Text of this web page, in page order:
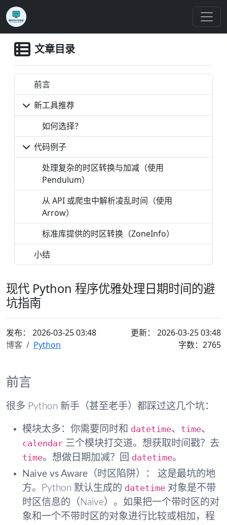
文章目录
前言
新工具推荐
如何选择？
代码例子
处理复杂的时区转换与加减（使用
Pendulum）
从 API 或爬虫中解析凌乱时间（使用
Arrow）
标准库提供的时区转换（ZoneInfo）
小结
现代 Python 程序优雅处理日期时间的避
坑指南
发布： 2026-03-25 03:48
更新： 2026-03-25 03:48
博客
Python 字数：2765
前言
很多 Python 新手（甚至老手）都踩过这几个坑：
模块太多 ：你需要同时和 datetime、 time、
calendar 三个模块打交道。想获取时间戳？去
time。想做日期加减？回 datetime。
Naive vs Aware（时区陷阱）：
这是最坑的地
方。Python 默认生成的 datetime 对象是不带
时区信息的（Naive）。如果把一个带时区的对
象和一个不带时区的对象进行比较或相加，程